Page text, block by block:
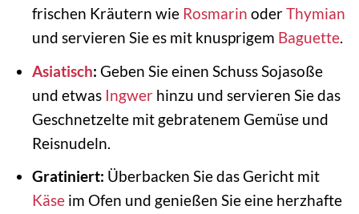
frischen Kräutern wie Rosmarin oderThymian
und servieren Sie es mit knusprigem Baguette.
Asiatisch: Geben Sie einen Schuss Sojasoße
und etwas Ingwerhinzu und servieren Sie das
Geschnetzelte mit gebratenem Gemüse und
Reisnudeln.
Gratiniert: Überbacken Sie das Gericht mit
Käseim Ofen und genießen Sie eine herzhafte